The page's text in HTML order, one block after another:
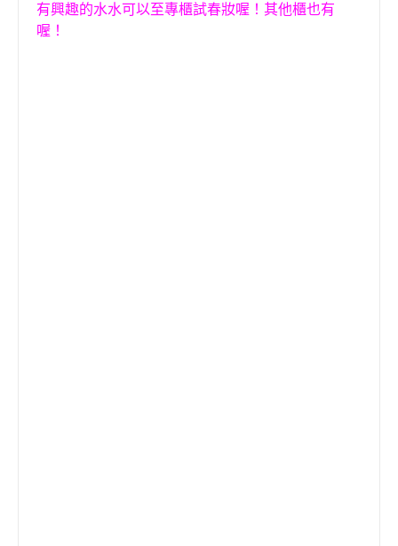
有興趣的水水可以至專櫃試春妝喔！其他櫃也有
喔！